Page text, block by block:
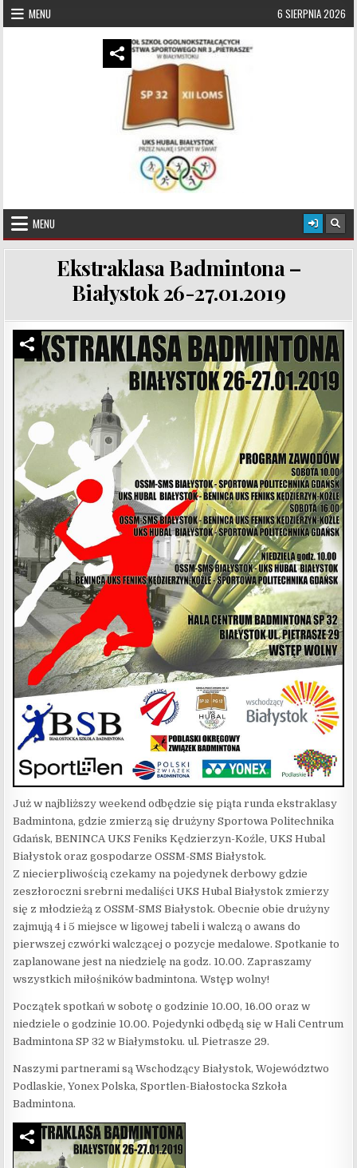
Skip to content
MENU 6 SIERPNIA 2026
UKS Hubal Białystok
MENU
Ekstraklasa Badmintona –
Białystok 26-27.01.2019
Już w najbliższy weekend odbędzie się piąta runda ekstraklasy
Badmintona, gdzie zmierzą się drużyny Sportowa Politechnika
Gdańsk, BENINCA UKS Feniks Kędzierzyn-Koźle, UKS Hubal
Białystok oraz gospodarze OSSM-SMS Białystok.
Z niecierpliwością czekamy na pojedynek derbowy gdzie
zeszłoroczni srebrni medaliści UKS Hubal Białystok zmierzy
się z młodzieżą z OSSM-SMS Białystok. Obecnie obie drużyny
zajmują 4 i 5 miejsce w ligowej tabeli i walczą o awans do
pierwszej czwórki walczącej o pozycje medalowe. Spotkanie to
zaplanowane jest na niedzielę na godz. 10.00. Zapraszamy
wszystkich miłośników badmintona. Wstęp wolny!
Początek spotkań w sobotę o godzinie 10.00, 16.00 oraz w
niedziele o godzinie 10.00. Pojedynki odbędą się w Hali Centrum
Badmintona SP 32 w Białymstoku. ul. Pietrasze 29.
Naszymi partnerami są Wschodzący Białystok, Województwo
Podlaskie, Yonex Polska, Sportlen-Białostocka Szkoła
Badmintona.